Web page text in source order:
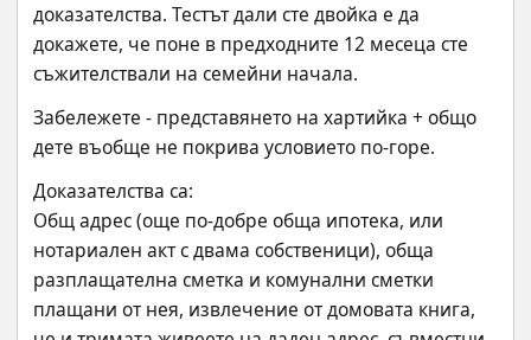
доказателства. Тестът дали сте двойка е да
докажете, че поне в предходните 12 месеца сте
съжителствали на семейни начала.
Забележете - представянето на хартийка + общо
дете въобще не покрива условието по-горе.
Доказателства са:
Общ адрес (още по-добре обща ипотека, или
нотариален акт с двама собственици), обща
разплащателна сметка и комунални сметки
плащани от нея, извлечение от домовата книга,